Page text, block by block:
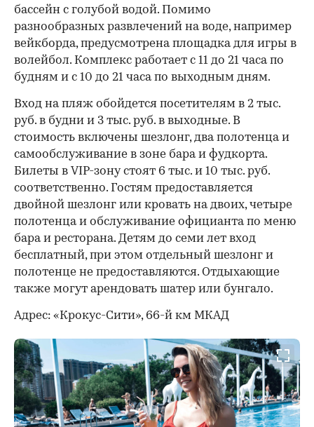
бассейн с голубой водой. Помимо
разнообразных развлечений на воде, например
вейкборда, предусмотрена площадка для игры в
волейбол. Комплекс работает с 11 до 21 часа по
будням и с 10 до 21 часа по выходным дням.
Вход на пляж обойдется посетителям в 2 тыс.
руб. в будни и 3 тыс. руб. в выходные. В
стоимость включены шезлонг, два полотенца и
самообслуживание в зоне бара и фудкорта.
Билеты в VIP-зону стоят 6 тыс. и 10 тыс. руб.
соответственно. Гостям предоставляется
двойной шезлонг или кровать на двоих, четыре
полотенца и обслуживание официанта по меню
бара и ресторана. Детям до семи лет вход
бесплатный, при этом отдельный шезлонг и
полотенце не предоставляются. Отдыхающие
также могут арендовать шатер или бунгало.
Адрес: «Крокус-Сити», 66-й км МКАД